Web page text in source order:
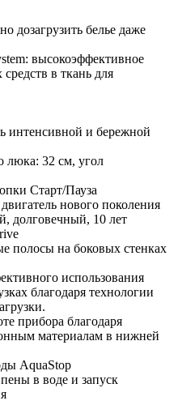
дозагрузить белье даже
высокоэффективное
в ткань для
интенсивной и бережной
люка: 32 см, угол
Старт/Пауза
нового поколения
долговечный, 10 лет
полосы на боковых стенках
использования
благодаря технологии
прибора благодаря
материалам в нижней
AquaStop
в воде и запуск